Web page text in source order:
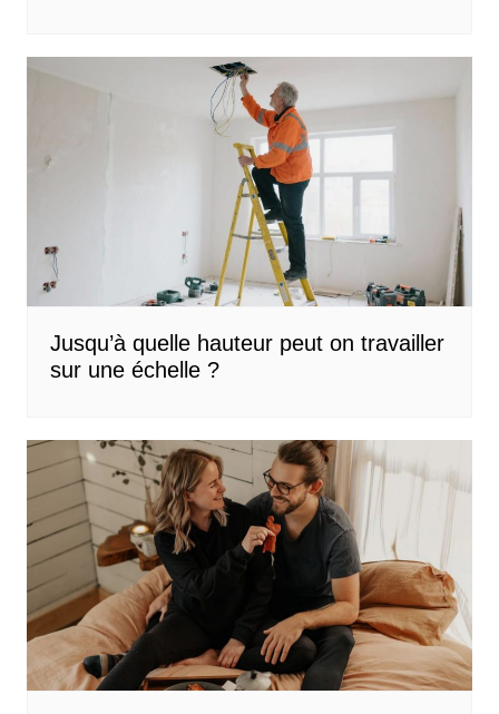
Jusqu’à quelle hauteur peut on travailler
sur une échelle ?